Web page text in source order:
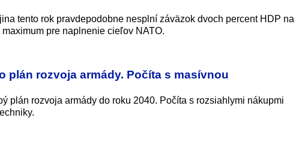
tento rok pravdepodobne nesplní záväzok dvoch percent HDP na
pre naplnenie cieľov NATO.
plán rozvoja armády. Počíta s masívnou
plán rozvoja armády do roku 2040. Počíta s rozsiahlymi nákupmi